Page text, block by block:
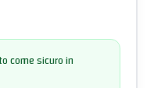
come sicuro in